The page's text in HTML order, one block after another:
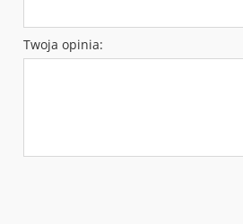
Twoja opinia: